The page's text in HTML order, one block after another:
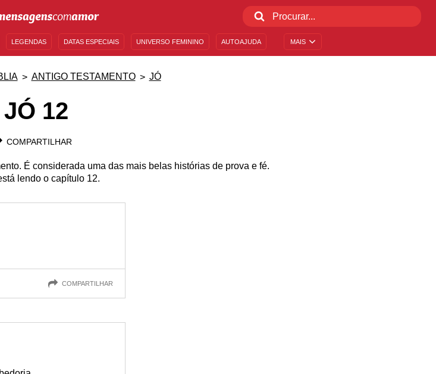
MAIS
LEGENDAS DATAS ESPECIAIS UNIVERSO FEMININO AUTOAJUDA
ANTIGO TESTAMENTO JÓ
JÓ 12
COMPARTILHAR
É considerada uma das mais belas histórias de prova e fé.
lendo o capítulo 12.
COMPARTILHAR